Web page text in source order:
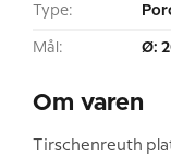
Type:
Mål: Ø:
Om varen
Tirschenreuth